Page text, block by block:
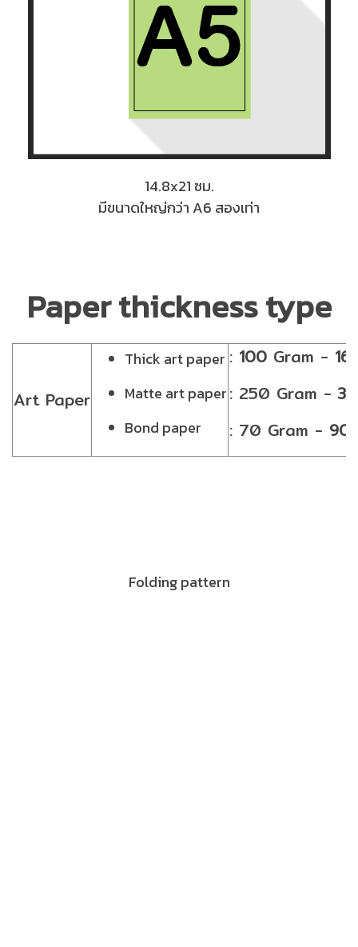
14.8x21 ซม.
มีขนาดใหญ่กว่า A6 สองเท่า
Paper thickness type
Art Paper
Thick art paper
Matte art paper
Bond paper
: 100 Gram -
: 250 Gram -
: 70 Gram - 90
Folding pattern